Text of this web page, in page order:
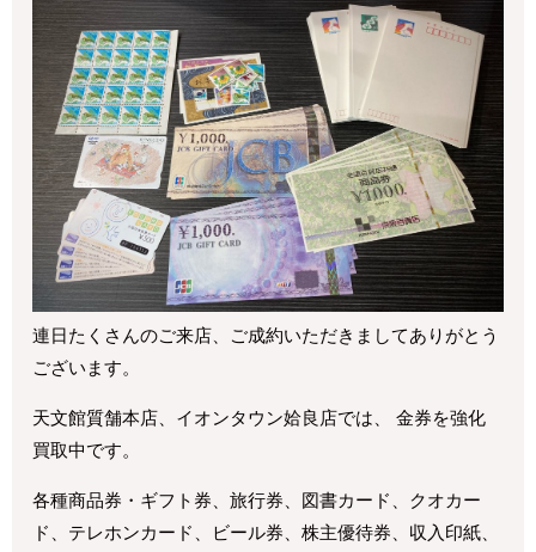
連日たくさんのご来店、ご成約いただきましてありがとう
ございます。
天文館質舗本店、イオンタウン姶良店では、 金券を強化
買取中です。
各種商品券・ギフト券、旅行券、図書カード、クオカー
ド、テレホンカード、ビール券、株主優待券、収入印紙、